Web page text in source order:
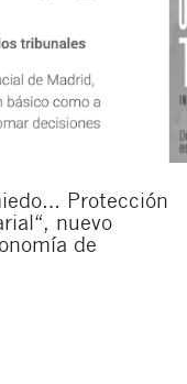
Protección
nuevo
de